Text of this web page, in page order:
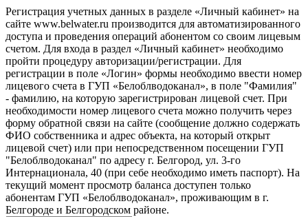
Регистрация учетных данных в разделе «Личный кабинет» на
сайте www.belwater.ru производится для автоматизированного
доступа и проведения операций абонентом со своим лицевым
счетом. Для входа в раздел «Личный кабинет» необходимо
пройти процедуру авторизации/регистрации. Для
регистрации в поле «Логин» формы необходимо ввести номер
лицевого счета в ГУП «Белоблводоканал», в поле "Фамилия"
- фамилию, на которую зарегистрирован лицевой счет. При
необходимости номер лицевого счета можно получить через
форму обратной связи на сайте (сообщение должно содержать
ФИО собственника и адрес объекта, на который открыт
лицевой счет) или при непосредственном посещении ГУП
"Белоблводоканал" по адресу г. Белгород, ул. 3-го
Интернационала, 40 (при себе необходимо иметь паспорт). На
текущий момент просмотр баланса доступен только
абонентам ГУП «Белоблводоканал», проживающим в г.
Белгороде и Белгородском районе.